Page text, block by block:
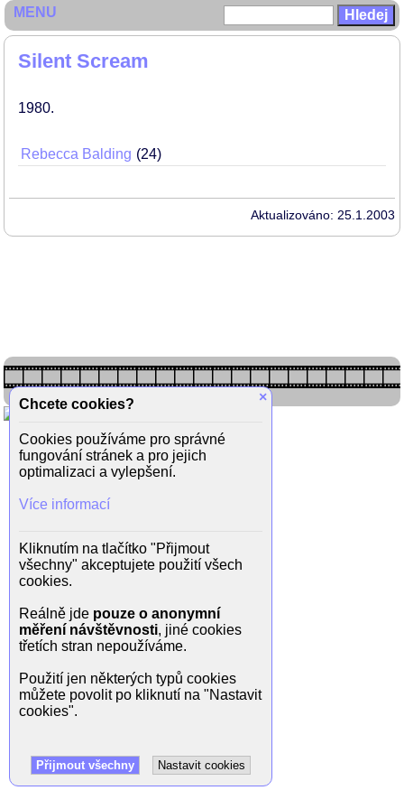
Silent Scream
1980
Rebecca Balding 24
Aktualizováno: 25.1.2003
MENU
×
Chcete cookies?
Cookies používáme pro správné
fungování stránek a pro jejich
optimalizaci a vylepšení.
Více informací
Kliknutím na tlačítko "Přijmout
všechny" akceptujete použití všech
cookies.
Reálně jde pouze o anonymní
měření návštěvnosti, jiné cookies
třetích stran nepoužíváme.
Použití jen některých typů cookies
můžete povolit po kliknutí na "Nastavit
cookies".
Přijmout všechny Nastavit cookies